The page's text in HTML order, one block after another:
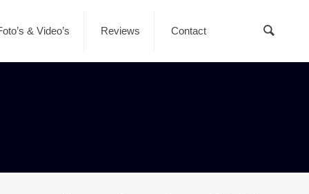
& Video’s Reviews Contact